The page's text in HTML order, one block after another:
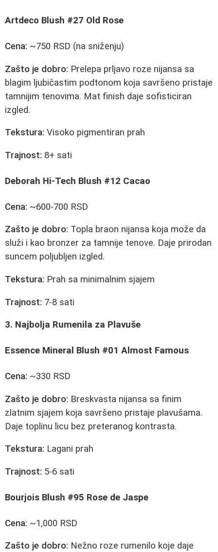
Artdeco Blush #27 Old Rose
Cena: ~750 RSD (na sniženju)
Zašto je dobro: Prelepa prljavo roze nijansa sa
blagim ljubičastim podtonom koja savršeno pristaje
tamnijim tenovima. Mat finish daje sofisticiran
izgled.
Tekstura: Visoko pigmentiran prah
Trajnost: 8+ sati
Deborah Hi-Tech Blush #12 Cacao
Cena: ~600-700 RSD
Zašto je dobro: Topla braon nijansa koja može da
služi i kao bronzer za tamnije tenove. Daje prirodan
suncem poljubljen izgled.
Tekstura: Prah sa minimalnim sjajem
Trajnost: 7-8 sati
3. Najbolja Rumenila za Plavuše
Essence Mineral Blush #01 Almost Famous
Cena: ~330 RSD
Zašto je dobro: Breskvasta nijansa sa finim
zlatnim sjajem koja savršeno pristaje plavušama.
Daje toplinu licu bez preteranog kontrasta.
Tekstura: Lagani prah
Trajnost: 5-6 sati
Bourjois Blush #95 Rose de Jaspe
Cena: ~1,000 RSD
Zašto je dobro: Nežno roze rumenilo koje daje